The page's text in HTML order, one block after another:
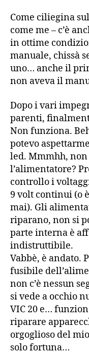
Come ciliegina
come me – c’è
in ottime
manuale, chissà
uno… anche il
non aveva il
Dopo i vari
parenti,
Non funziona.
potevo
led. Mmmhh, non
l’alimentatore?
controllo i
9 volt continui (o
mai). Gli
riparano, non si
parte interna è
indistruttibile.
Vabbè, è andato.
fusibile
non c’è nessun
si vede a occhio
VIC 20 e…
riparare
orgoglioso del
solo fortuna…